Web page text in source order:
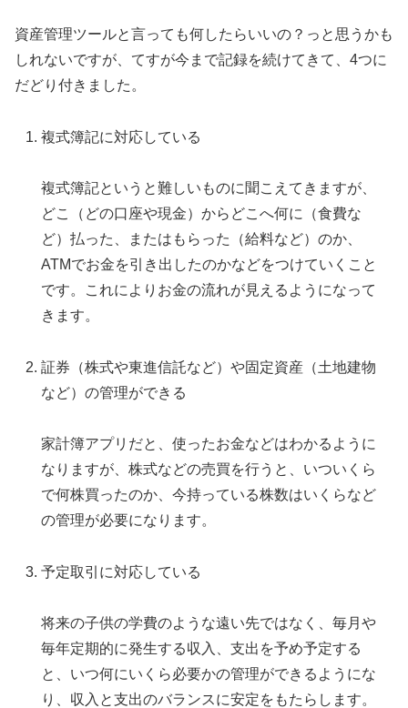
資産管理ツールと言っても何したらいいの？っと思うかも
しれないですが、てすが今まで記録を続けてきて、4つに
だどり付きました。
複式簿記に対応している
複式簿記というと難しいものに聞こえてきますが、
どこ（どの口座や現金）からどこへ何に（食費な
ど）払った、またはもらった（給料など）のか、
ATMでお金を引き出したのかなどをつけていくこと
です。これによりお金の流れが見えるようになって
きます。
証券（株式や東進信託など）や固定資産（土地建物
など）の管理ができる
家計簿アプリだと、使ったお金などはわかるように
なりますが、株式などの売買を行うと、いついくら
で何株買ったのか、今持っている株数はいくらなど
の管理が必要になります。
予定取引に対応している
将来の子供の学費のような遠い先ではなく、毎月や
毎年定期的に発生する収入、支出を予め予定する
と、いつ何にいくら必要かの管理ができるようにな
り、収入と支出のバランスに安定をもたらします。